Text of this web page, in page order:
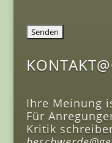
Ihre Meinung
Für
Kritik